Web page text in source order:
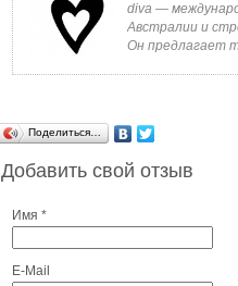
diva —
Австралии и
Он предлагает
Поделиться…
Добавить свой отзыв
Имя *
E-Mail